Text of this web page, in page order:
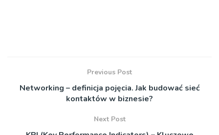
Previous Post
Networking – definicja pojęcia. Jak budować sieć
kontaktów w biznesie?
Next Post